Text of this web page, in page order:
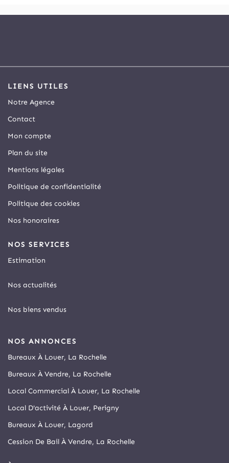
LIENS UTILES
Notre Agence
Contact
Mon compte
Plan du site
Mentions légales
Politique de confidentialité
Politique des cookies
Nos honoraires
NOS SERVICES
Estimation
Nos actualités
Nos biens vendus
NOS ANNONCES
Bureaux À Louer, La Rochelle
Bureaux À Vendre, La Rochelle
Local Commercial À Louer, La Rochelle
Local D'activité À Louer, Perigny
Bureaux À Louer, Lagord
Cession De Bail À Vendre, La Rochelle